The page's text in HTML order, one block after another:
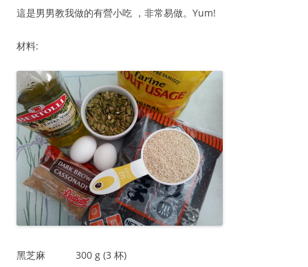
這是男男教我做的有營小吃 ，非常易做。Yum!
材料:
黑芝麻 300 g (3 杯)